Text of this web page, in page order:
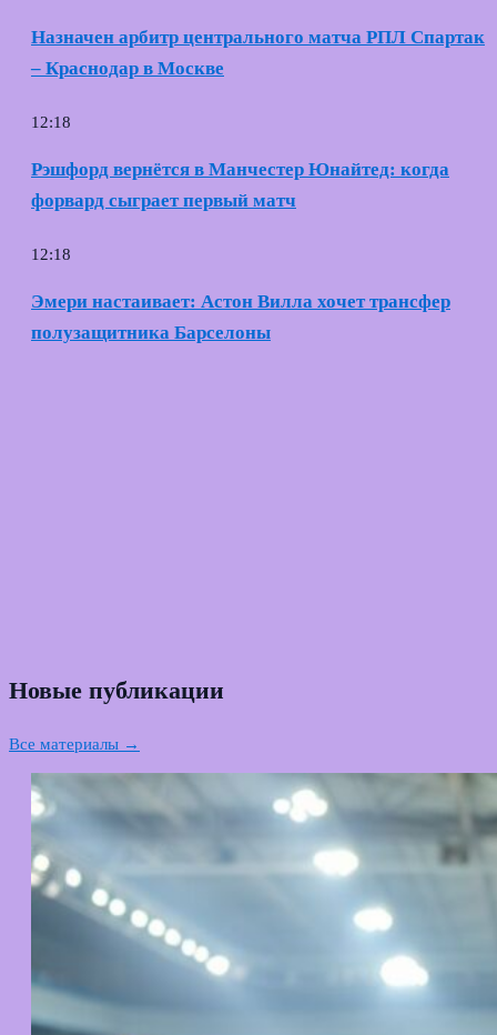
Назначен арбитр центрального матча РПЛ Спартак
– Краснодар в Москве
12:18
Рэшфорд вернётся в Манчестер Юнайтед: когда
форвард сыграет первый матч
12:18
Эмери настаивает: Астон Вилла хочет трансфер
полузащитника Барселоны
Новые публикации
Все материалы →